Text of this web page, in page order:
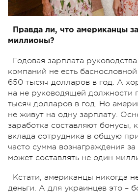
Правда ли, что американцы
миллионы?
Годовая зарплата
компаний не есть
650 тысяч долларов в год. А
на не руководящей должности
тысяч долларов в год. Но
не живут на одну зарплату.
заработка составляют бонусы,
вклада сотрудника в общую
часто сумма вознаграждения
может составлять не один
Кстати, американцы никогда
деньги. А для украинцев это –